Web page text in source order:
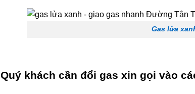
Gas lửa
Quý khách cần đổi gas xin gọi vào